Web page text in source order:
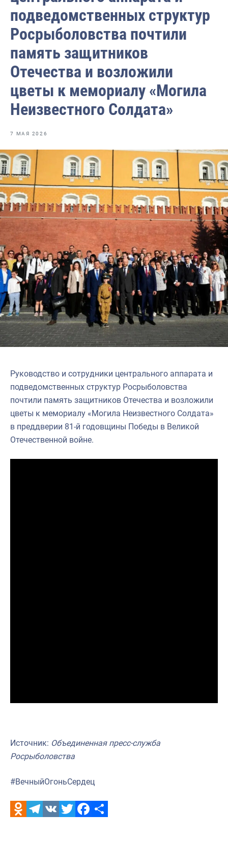
Отраслевые СМИ
Выставки и конференции
Научно-практическая литература
События в России и мире
подведомственных структур
Росрыболовства почтили
память защитников
Отечества и возложили
цветы к мемориалу «Могила
Неизвестного Солдата»
7 МАЯ 2026
Руководство и сотрудники центрального аппарата и
подведомственных структур Росрыболовства
почтили память защитников Отечества и возложили
цветы к мемориалу «Могила Неизвестного Солдата»
в преддверии 81-й годовщины Победы в Великой
Отечественной войне.
Источник: Объединенная пресс-служба
Росрыболовства
#ВечныйОгоньСердец